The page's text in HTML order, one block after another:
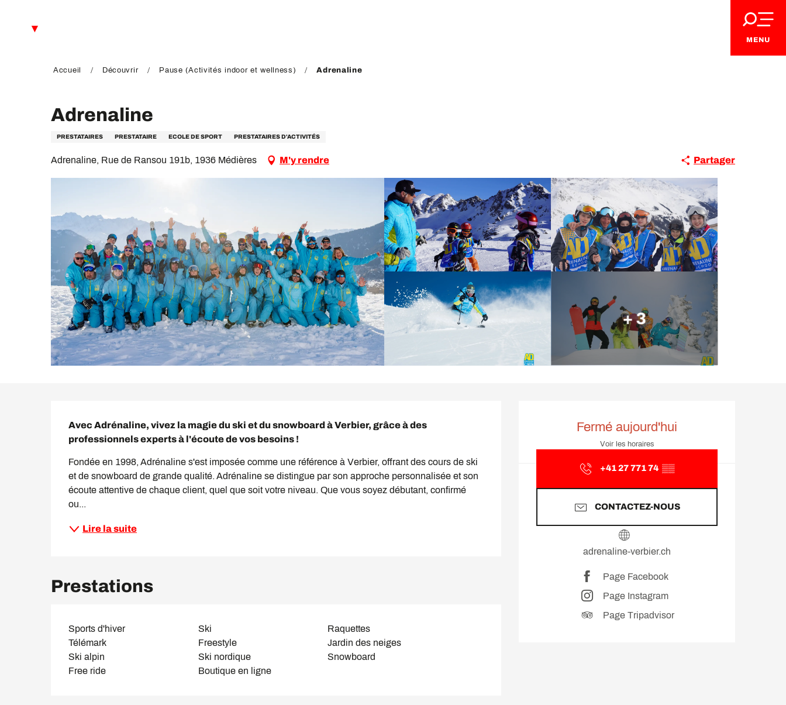
MENU
Accueil Découvrir Pause (Activités indoor et wellness) Adrenaline
Adrenaline
PRESTATAIRES PRESTATAIRE ECOLE DE SPORT PRESTATAIRES D'ACTIVITÉS
Adrenaline, Rue de Ransou 191b, 1936 Médières M'y rendre Partager
+ 3
Fermé aujourd'hui
Voir les horaires
+41 27 771 74 ▒▒
CONTACTEZ-NOUS
adrenaline-verbier.ch
Page Facebook
Page Instagram
Page Tripadvisor
Avec Adrénaline, vivez la magie du ski et du snowboard à Verbier, grâce à des
professionnels experts à l'écoute de vos besoins !
Fondée en 1998, Adrénaline s'est imposée comme une référence à Verbier, offrant des cours de ski
et de snowboard de grande qualité. Adrénaline se distingue par son approche personnalisée et son
écoute attentive de chaque client, quel que soit votre niveau. Que vous soyez débutant, confirmé
ou...
Lire la suite
Prestations
Sports d'hiver Ski
Raquettes
Télémark
Freestyle
Jardin des neiges
Ski alpin
Ski nordique
Snowboard
Free ride
Boutique en ligne